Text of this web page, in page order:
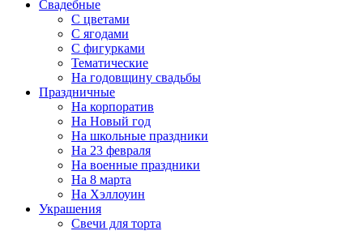
Свадебные
С цветами
С ягодами
С фигурками
Тематические
На годовщину свадьбы
Праздничные
На корпоратив
На Новый год
На школьные праздники
На 23 февраля
На военные праздники
На 8 марта
На Хэллоуин
Украшения
Свечи для торта